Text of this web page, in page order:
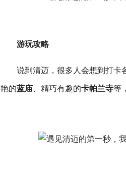
游玩攻略
说到清迈，很多人会想到打卡
艳的蓝庙、精巧有趣的卡帕兰寺等